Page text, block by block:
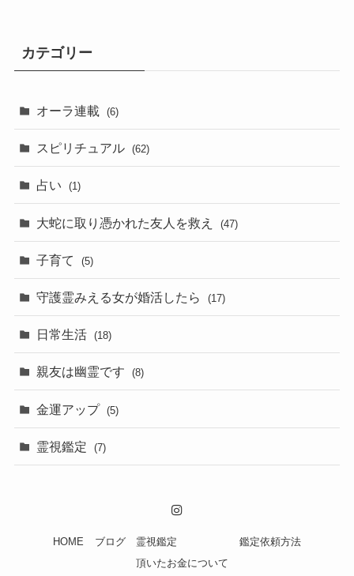
カテゴリー
オーラ連載 (6)
スピリチュアル (62)
占い (1)
大蛇に取り憑かれた友人を救え (47)
子育て (5)
守護霊みえる女が婚活したら (17)
日常生活 (18)
親友は幽霊です (8)
金運アップ (5)
霊視鑑定 (7)
HOME ブログ
霊視鑑定
頂いたお金について
鑑定依頼方法